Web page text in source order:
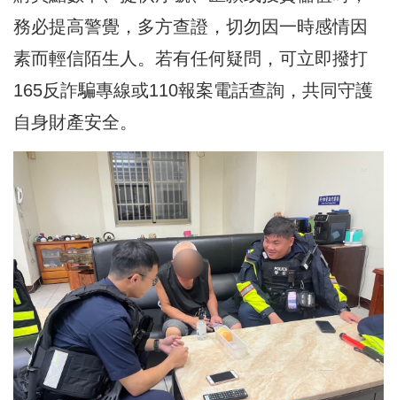
務必提高警覺，多方查證，切勿因一時感情因
素而輕信陌生人。若有任何疑問，可立即撥打
165反詐騙專線或110報案電話查詢，共同守護
自身財產安全。